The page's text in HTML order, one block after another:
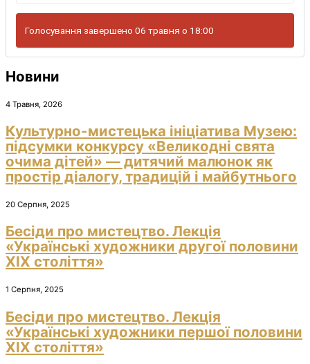
Голосування завершено 06 травня о 18:00
Новини
4 Травня, 2026
Культурно-мистецька ініціатива Музею:
підсумки конкурсу «Великодні свята
очима дітей» — дитячий малюнок як
простір діалогу, традицій і майбутнього
20 Серпня, 2025
Бесіди про мистецтво. Лекція
«Українські художники другої половини
ХІХ століття»
1 Серпня, 2025
Бесіди про мистецтво. Лекція
«Українські художники першої половини
ХІХ століття»